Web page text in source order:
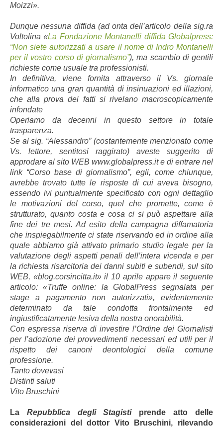
Moizzi».
Dunque nessuna diffida (ad onta dell’articolo della sig.ra
Voltolina «La Fondazione Montanelli diffida Globalpress:
“Non siete autorizzati a usare il nome di Indro Montanelli
per il vostro corso di giornalismo”), ma scambio di gentili
richieste come usuale tra professionisti.
In definitiva, viene fornita attraverso il Vs. giornale
informatico una gran quantità di insinuazioni ed illazioni,
che alla prova dei fatti si rivelano macroscopicamente
infondate
Operiamo da decenni in questo settore in totale
trasparenza.
Se al sig. “Alessandro” (costantemente menzionato come
Vs. lettore, sentitosi raggirato) aveste suggerito di
approdare al sito WEB www.globalpress.it e di entrare nel
link “Corso base di giornalismo”, egli, come chiunque,
avrebbe trovato tutte le risposte di cui aveva bisogno,
essendo ivi puntualmente specificato con ogni dettaglio
le motivazioni del corso, quel che promette, come è
strutturato, quanto costa e cosa ci si può aspettare alla
fine dei tre mesi. Ad esito della campagna diffamatoria
che inspiegabilmente ci state riservando ed in ordine alla
quale abbiamo già attivato primario studio legale per la
valutazione degli aspetti penali dell’intera vicenda e per
la richiesta risarcitoria dei danni subiti e subendi, sul sito
WEB, «blog.corsincitta.it» il 10 aprile appare il seguente
articolo: «Truffe online: la GlobalPress segnalata per
stage a pagamento non autorizzati», evidentemente
determinato da tale condotta frontalmente ed
ingiustificatamente lesiva della nostra onorabilità.
Con espressa riserva di investire l’Ordine dei Giornalisti
per l’adozione dei provvedimenti necessari ed utili per il
rispetto dei canoni deontologici della comune
professione.
Tanto dovevasi
Distinti saluti
Vito Bruschini
La Repubblica degli Stagisti prende atto delle
considerazioni del dottor Vito Bruschini, rilevando